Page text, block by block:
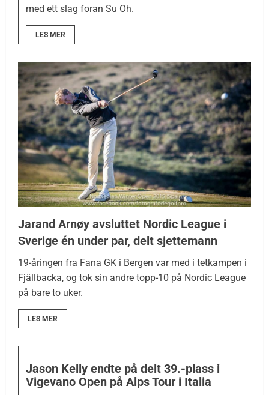
med ett slag foran Su Oh.
LES MER
Jarand Arnøy avsluttet Nordic League i
Sverige én under par, delt sjettemann
19-åringen fra Fana GK i Bergen var med i tetkampen i
Fjällbacka, og tok sin andre topp-10 på Nordic League
på bare to uker.
LES MER
Jason Kelly endte på delt 39.-plass i
Vigevano Open på Alps Tour i Italia